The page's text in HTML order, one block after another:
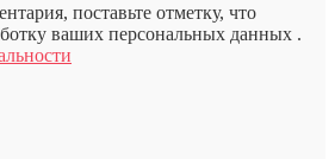
поставьте отметку, что
ваших персональных данных .